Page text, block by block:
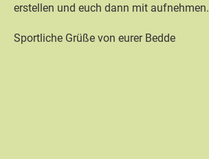
erstellen und euch dann mit aufnehmen.
Sportliche Grüße von eurer Bedde